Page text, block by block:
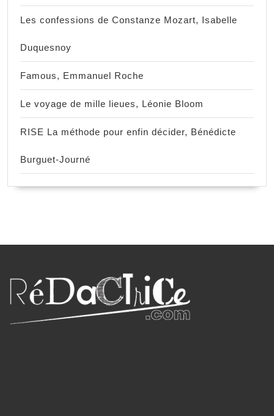
Les confessions de Constanze Mozart, Isabelle
Duquesnoy
Famous, Emmanuel Roche
Le voyage de mille lieues, Léonie Bloom
RISE La méthode pour enfin décider, Bénédicte
Burguet-Journé